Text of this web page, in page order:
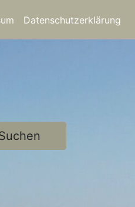
Datenschutzerklärung